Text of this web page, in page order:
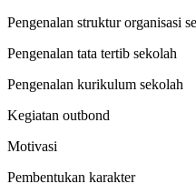
Pengenalan struktur organisasi
Pengenalan tata tertib sekolah
Pengenalan kurikulum sekolah
Kegiatan outbond
Motivasi
Pembentukan karakter